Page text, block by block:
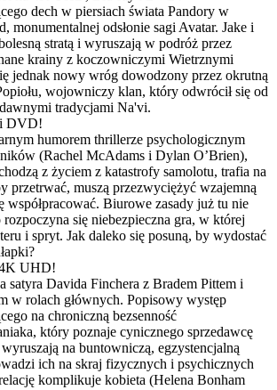
dech w piersiach świata Pandory w
monumentalnej odsłonie sagi Avatar. Jake i
stratą i wyruszają w podróż przez
krainy z koczowniczymi Wietrznymi
jednak nowy wróg dowodzony przez okrutną
wojowniczy klan, który odwrócił się od
tradycjami Na'vi.
DVD!
humorem thrillerze psychologicznym
(Rachel McAdams i Dylan O’Brien),
z życiem z katastrofy samolotu, trafia na
przetrwać, muszą przezwyciężyć wzajemną
współpracować. Biurowe zasady już tu nie
się niebezpieczna gra, w której
i spryt. Jak daleko się posuną, by wydostać
UHD!
satyra Davida Finchera z Bradem Pittem i
w rolach głównych. Popisowy występ
na chroniczną bezsenność
który poznaje cynicznego sprzedawcę
na buntowniczą, egzystencjalną
ich na skraj fizycznych i psychicznych
komplikuje kobieta (Helena Bonham